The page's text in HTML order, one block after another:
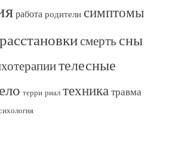
работа родители симптомы
смерть сны
телесные
терри риал техникатравма